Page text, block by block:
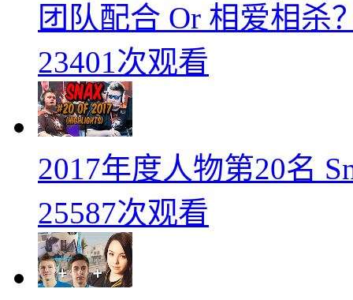
团队配合 Or 相爱相杀
23401次观看
2017年度人物第20名
25587次观看